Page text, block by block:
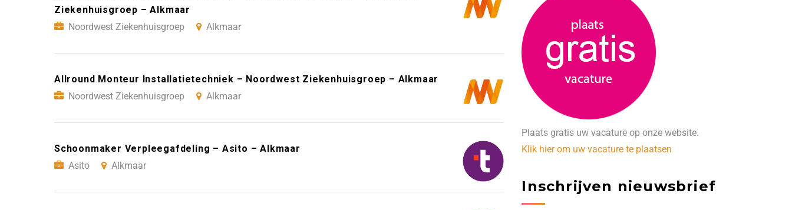
Ziekenhuisgroep – Alkmaar
Noordwest Ziekenhuisgroep
Alkmaar
Allround Monteur Installatietechniek – Noordwest Ziekenhuisgroep – Alkmaar
Noordwest Ziekenhuisgroep
Alkmaar
Schoonmaker Verpleegafdeling – Asito – Alkmaar
Asito
Alkmaar
Plaats gratis uw vacature op onze website.
Klik hier om uw vacature te plaatsen
Inschrijven nieuwsbrief